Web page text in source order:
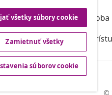
Bezpečnosť
Zodpovedná osoba
Politikou EPR
Prehlásenie o
©
všetky súbory cookie
Zamietnuť všetky
súborov cookie